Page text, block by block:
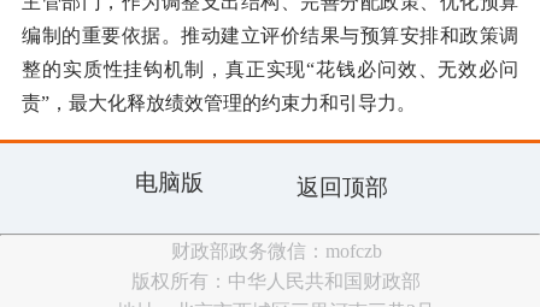
编制的重要依据。推动建立评价结果与预算安排和政策调
整的实质性挂钩机制，真正实现“花钱必问效、无效必问
责”，最大化释放绩效管理的约束力和引导力。
电脑版 返回顶部
财政部政务微信：mofczb
版权所有：中华人民共和国财政部